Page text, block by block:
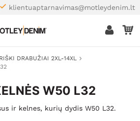
klientuaptarnavimas@motleydenim.lt
DRABUŽIAI 2XL-14XL
W50 L32
ir kelnes, kurių dydis W50 L32.